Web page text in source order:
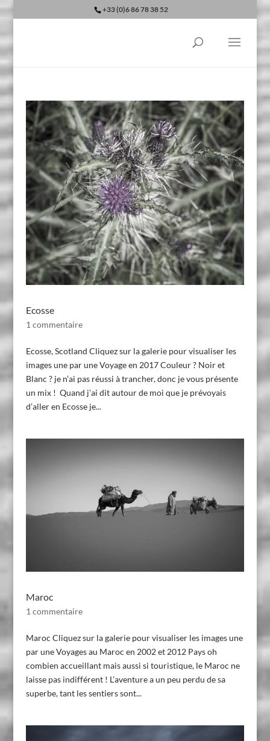
+33 (0)6 86 78 38 52
Ecosse
1 commentaire
Ecosse, Scotland Cliquez sur la galerie pour visualiser les
images une par une Voyage en 2017 Couleur ? Noir et
Blanc ? je n’ai pas réussi à trancher, donc je vous présente
un mix ! Quand j’ai dit autour de moi que je prévoyais
d’aller en Ecosse je...
Maroc
1 commentaire
Maroc Cliquez sur la galerie pour visualiser les images une
par une Voyages au Maroc en 2002 et 2012 Pays oh
combien accueillant mais aussi si touristique, le Maroc ne
laisse pas indifférent ! L’aventure a un peu perdu de sa
superbe, tant les sentiers sont...